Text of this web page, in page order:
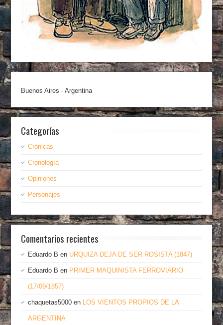
Buenos Aires - Argentina
Categorías
Crónicas
Cronología
Opiniones
Personajes
Comentarios recientes
Eduardo B en URQUIZA DEJA DE SER ROSISTA (1847)
Eduardo B en PRIMER MAQUINISTA FERROVIARIO
(17/09/1857)
chaquetas5000 en LOS VIENTOS PROPIOS DE LA
ARGENTINA